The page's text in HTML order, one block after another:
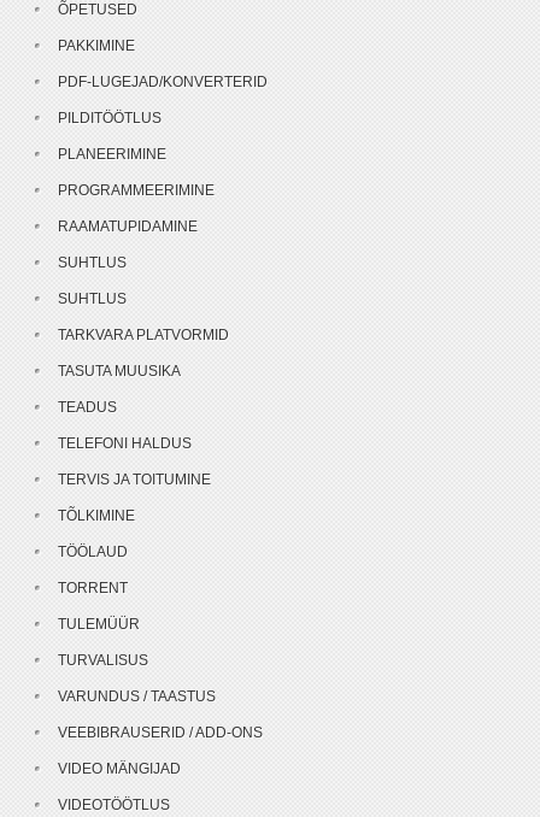
ÕPETUSED
PAKKIMINE
PDF-LUGEJAD/KONVERTERID
PILDITÖÖTLUS
PLANEERIMINE
PROGRAMMEERIMINE
RAAMATUPIDAMINE
SUHTLUS
SUHTLUS
TARKVARA PLATVORMID
TASUTA MUUSIKA
TEADUS
TELEFONI HALDUS
TERVIS JA TOITUMINE
TÕLKIMINE
TÖÖLAUD
TORRENT
TULEMÜÜR
TURVALISUS
VARUNDUS / TAASTUS
VEEBIBRAUSERID / ADD-ONS
VIDEO MÄNGIJAD
VIDEOTÖÖTLUS